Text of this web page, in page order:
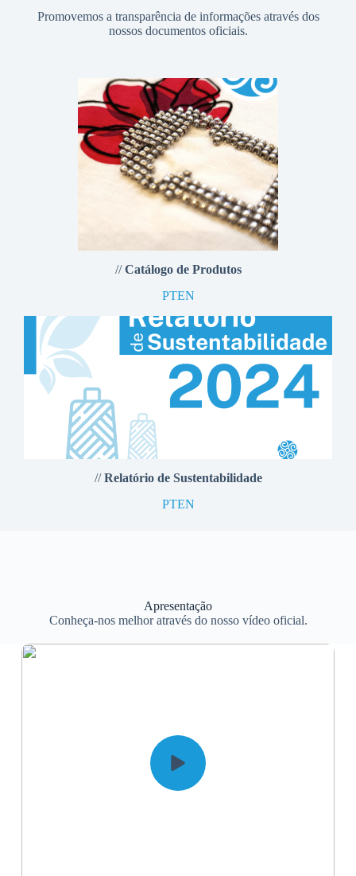
Promovemos a transparência de informações através dos
nossos documentos oficiais.
//Catálogo de Produtos
PTEN
//Relatório de Sustentabilidade
PTEN
Apresentação
Conheça-nos melhor através do nosso vídeo oficial.